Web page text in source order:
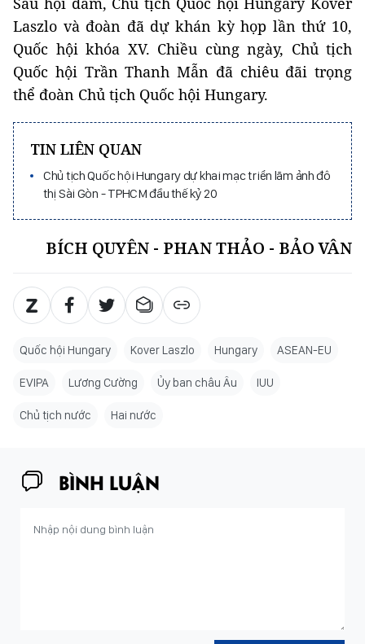
Laszlo và đoàn đã dự khán kỳ họp lần thứ 10,
Quốc hội khóa XV. Chiều cùng ngày, Chủ tịch
Quốc hội Trần Thanh Mẫn đã chiêu đãi trọng
thể đoàn Chủ tịch Quốc hội Hungary.
TIN LIÊN QUAN
Chủ tịch Quốc hội Hungary dự khai mạc triển lãm ảnh đô
thị Sài Gòn - TPHCM đầu thế kỷ 20
BÍCH QUYÊN - PHAN THẢO - BẢO VÂN
Quốc hội Hungary Kover Laszlo Hungary ASEAN-EU
EVIPA Lương Cường Ủy ban châu Âu IUU
Chủ tịch nước Hai nước
BÌNH LUẬN